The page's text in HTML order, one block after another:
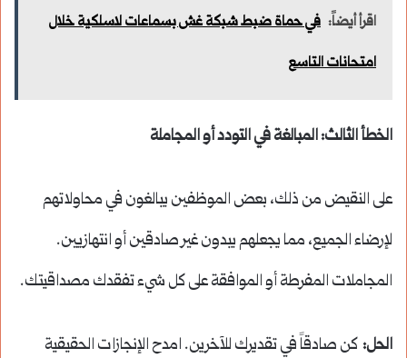
اقرأ أيضاً: في حماة ضبط شبكة غش بسماعات لاسلكية خلال
امتحانات التاسع
الخطأ الثالث: المبالغة في التودد أو المجاملة
على النقيض من ذلك، بعض الموظفين يبالغون في محاولاتهم
لإرضاء الجميع، مما يجعلهم يبدون غير صادقين أو انتهازيين.
المجاملات المفرطة أو الموافقة على كل شيء تفقدك مصداقيتك.
الحل: كن صادقاً في تقديرك للآخرين. امدح الإنجازات الحقيقية